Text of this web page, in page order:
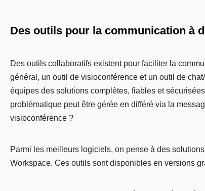
Des outils pour la communication à
Des outils collaboratifs existent pour faciliter la
général, un outil de visioconférence et un outil de
équipes des solutions complètes, fiables et
problématique peut être gérée en différé via la
visioconférence ?
Parmi les meilleurs logiciels, on pense à des
Workspace. Ces outils sont disponibles en versions